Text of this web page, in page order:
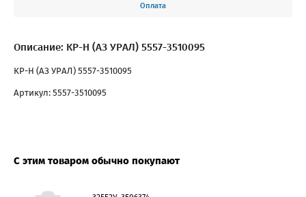
Оплата
Описание: КР-Н (АЗ УРАЛ) 5557-3510095
КР-Н (АЗ УРАЛ) 5557-3510095
Артикул: 5557-3510095
С этим товаром обычно покупают